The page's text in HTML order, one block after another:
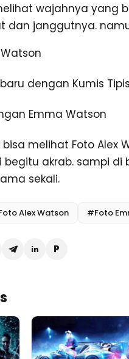
wajahnya yang
dan janggutnya.
melihat Foto Alex
begitu akrab. sampi
sekali.
Alex Watson #Foto